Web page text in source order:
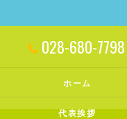
028-680-7798
ホーム
代表挨拶